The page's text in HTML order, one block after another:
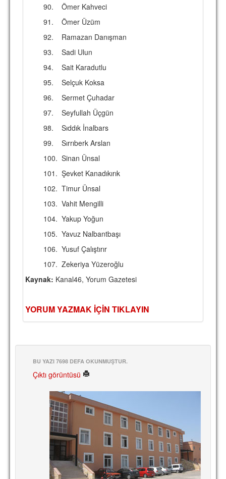
90.
Ömer Kahveci
91.
Ömer Üzüm
92.
Ramazan Danışman
93.
Sadi Ulun
94.
Sait Karadutlu
95.
Selçuk Koksa
96.
Sermet Çuhadar
97.
Seyfullah Üçgün
98.
Sıddık İnalbars
99.
Sırrıberk Arslan
100. Sinan Ünsal
101. Şevket Kanadıkırık
102. Timur Ünsal
103. Vahit Mengilli
104. Yakup Yoğun
105. Yavuz Nalbantbaşı
106. Yusuf Çalıştırır
107. Zekeriya Yüzeroğlu
Kaynak: Kanal46, Yorum Gazetesi
YORUM YAZMAK İÇİN TIKLAYIN
BU YAZI 7698 DEFA OKUNMUŞTUR.
Çıktı görüntüsü